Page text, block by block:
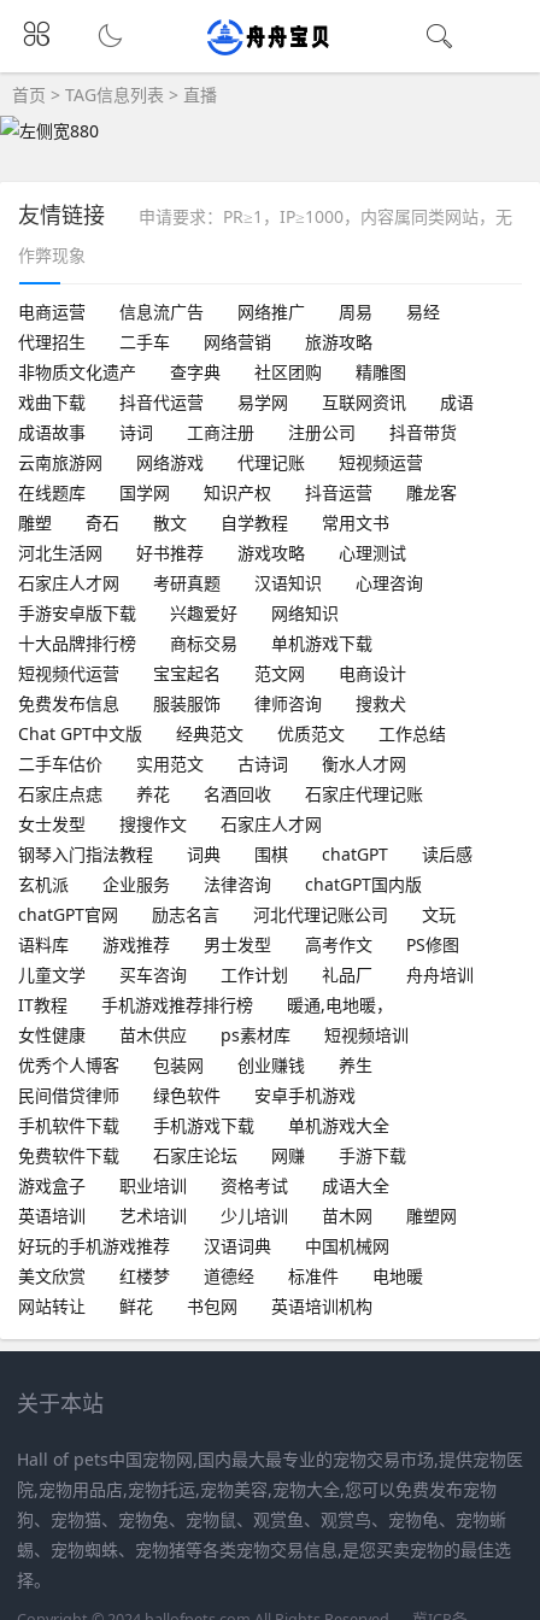
首页 > TAG信息列表 > 直播
友情链接
申请要求：PR≥1，IP≥1000，内容属同类网站，无
作弊现象
电商运营 信息流广告 网络推广 周易
易经
代理招生
二手车 网络营销
旅游攻略
非物质文化遗产
查字典 社区团购
精雕图
戏曲下载
抖音代运营 易学网 互联网资讯
成语
成语故事
诗词 工商注册 注册公司
抖音带货
云南旅游网
网络游戏 代理记账
短视频运营
在线题库
国学网 知识产权 抖音运营
雕龙客
雕塑
奇石 散文 自学教程
常用文书
河北生活网
好书推荐 游戏攻略
心理测试
石家庄人才网
考研真题 汉语知识
心理咨询
手游安卓版下载
兴趣爱好
网络知识
十大品牌排行榜
商标交易
单机游戏下载
短视频代运营
宝宝起名 范文网
电商设计
免费发布信息
服装服饰 律师咨询
搜救犬
Chat GPT中文版
经典范文 优质范文
工作总结
二手车估价
实用范文 古诗词
衡水人才网
石家庄点痣
养花 名酒回收
石家庄代理记账
女士发型
搜搜作文
石家庄人才网
钢琴入门指法教程
词典 围棋 chatGPT
读后感
玄机派
企业服务 法律咨询
chatGPT国内版
chatGPT官网
励志名言 河北代理记账公司
文玩
语料库
游戏推荐 男士发型 高考作文
PS修图
儿童文学
买车咨询 工作计划 礼品厂
舟舟培训
IT教程
手机游戏推荐排行榜
暖通,电地暖，
女性健康
苗木供应 ps素材库
短视频培训
优秀个人博客
包装网 创业赚钱
养生
民间借贷律师
绿色软件
安卓手机游戏
手机软件下载
手机游戏下载
单机游戏大全
免费软件下载
石家庄论坛 网赚
手游下载
游戏盒子
职业培训 资格考试
成语大全
英语培训
艺术培训 少儿培训 苗木网
雕塑网
好玩的手机游戏推荐
汉语词典
中国机械网
美文欣赏
红楼梦 道德经 标准件
电地暖
网站转让
鲜花 书包网 英语培训机构
关于本站
Hall of pets中国宠物网,国内最大最专业的宠物交易市场,提供宠物医
院,宠物用品店,宠物托运,宠物美容,宠物大全,您可以免费发布宠物
狗、宠物猫、宠物兔、宠物鼠、观赏鱼、观赏鸟、宠物龟、宠物蜥
蜴、宠物蜘蛛、宠物猪等各类宠物交易信息,是您买卖宠物的最佳选
择。